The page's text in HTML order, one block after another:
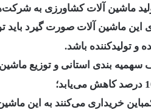
ماشین آلات کشاورزی به
این ماشین آلات صورت گیرد
تولیدکننده باشد.
بندی استانی و توزیع
خریداری می‌کنند به این ماشین